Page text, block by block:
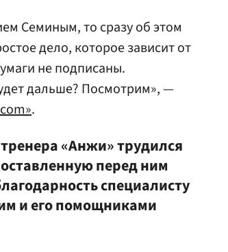
Семиным, то сразу об этом
дело, которое зависит от
не подписаны.
дальше? Посмотрим», —
.
«Анжи» трудился
перед ним
специалисту
и его помощниками